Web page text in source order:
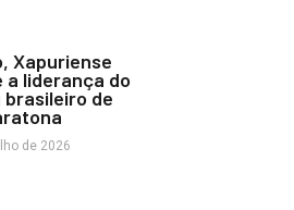
Xapuriense
a liderança do
brasileiro de
de 2026